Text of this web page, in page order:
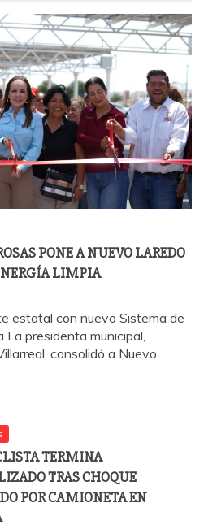
PONE A NUEVO LAREDO
LIMPIA
estatal con nuevo Sistema de
La presidenta municipal,
consolidó a Nuevo
TERMINA
TRAS CHOQUE
POR CAMIONETA EN